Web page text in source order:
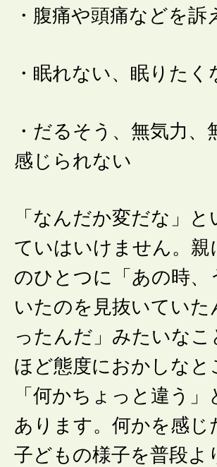
・腹痛や頭痛などを
・眠れない、眠りたく
・だるそう、無気力
感じられない
「なんだか変だな」
ていはいけません。
のひとつに「あの時
いたのを見抜いてい
ったんだ」みたいな
ほど態度におかしな
「何かちょっと違う
あります。何かを感
子どもの様子を普段よ